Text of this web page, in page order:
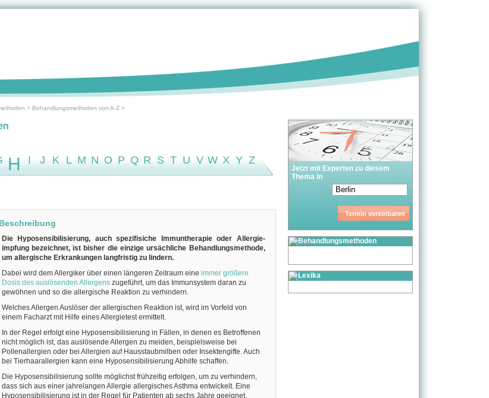
> Behandlungsmethoden von A-Z>
Jetzt mit Experten zu diesem
Thema in
H I J K L M N O P Q R S T U V W X Y Z
Beschreibung
Die Hyposensibilisierung, auch spezifisiche Immuntherapie oder Allergie­
impfung bezeichnet, ist bisher die einzige ursächliche Behandlungsmethode,
um allergische Erkrankungen langfristig zu lindern.
Dabei wird dem Allergiker über einen längeren Zeitraum eine immer größere
Dosis des auslösenden Allergenszugeführt, um das Immunsystem daran zu
gewöhnen und so die allergische Reaktion zu verhindern.
Welches Allergen Auslöser der allergischen Reaktion ist, wird im Vorfeld von
einem Facharzt mit Hilfe eines Allergietest ermittelt.
In der Regel erfolgt eine Hyposensibilisierung in Fällen, in denen es Betroffenen
nicht möglich ist, das auslösende Allergen zu meiden, beispielsweise bei
Pollenallergien oder bei Allergien auf Hausstaubmilben oder Insektengifte. Auch
bei Tierhaarallergien kann eine Hyposensibilisierung Abhilfe schaffen.
Die Hyposensibilisierung sollte möglichst frühzeitig erfolgen, um zu verhindern,
dass sich aus einer jahrelangen Allergie allergisches Asthma entwickelt. Eine
Hyposensibilisierung ist in der Regel für Patienten ab sechs Jahre geeignet.